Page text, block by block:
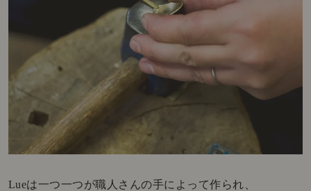
Lueは一つ一つが職人さんの手によって作られ、